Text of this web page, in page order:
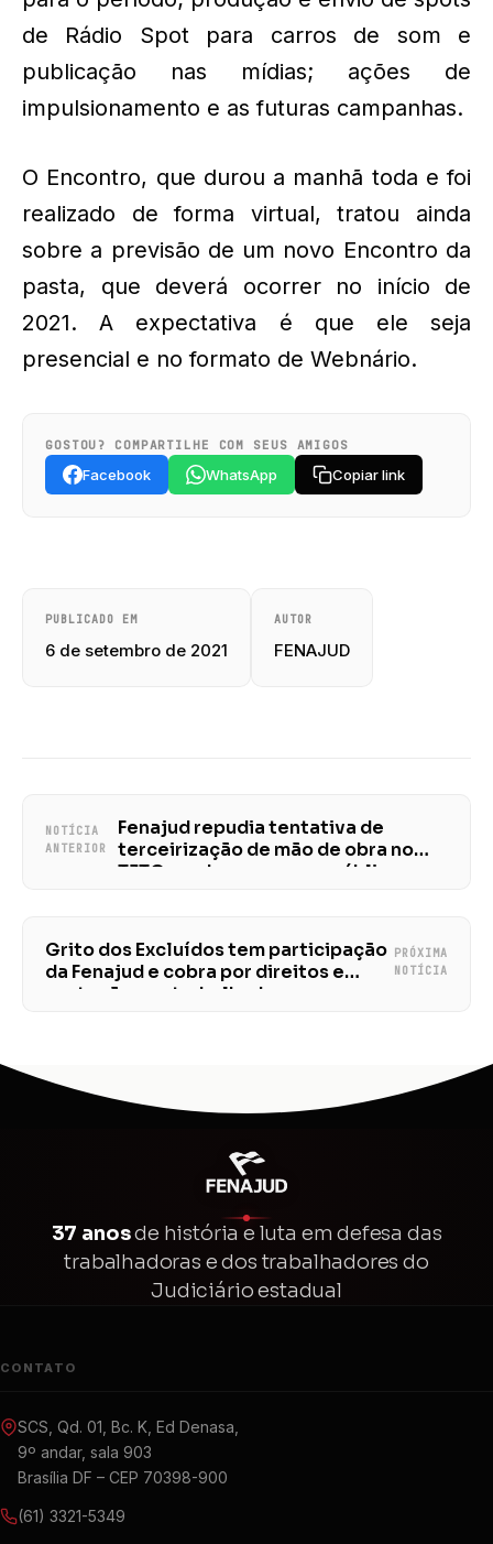
de Rádio Spot para carros de som e
publicação nas mídias; ações de
impulsionamento e as futuras campanhas.
O Encontro, que durou a manhã toda e foi
realizado de forma virtual, tratou ainda
sobre a previsão de um novo Encontro da
pasta, que deverá ocorrer no início de
2021. A expectativa é que ele seja
presencial e no formato de Webnário.
GOSTOU? COMPARTILHE COM SEUS AMIGOS
Facebook WhatsApp Copiar link
PUBLICADO EM
6 de setembro de 2021
AUTOR
FENAJUD
NOTÍCIA
ANTERIOR
Fenajud repudia tentativa de
terceirização de mão de obra no
TJTO e cobra concurso público
Grito dos Excluídos tem participação
da Fenajud e cobra por direitos e
proteção aos trabalhadores
PRÓXIMA
NOTÍCIA
37 anosde história e luta em defesa das
trabalhadoras e dos trabalhadores do
Judiciário estadual
CONTATO
SCS, Qd. 01, Bc. K, Ed Denasa,
9º andar, sala 903
Brasília DF – CEP 70398-900
(61) 3321-5349